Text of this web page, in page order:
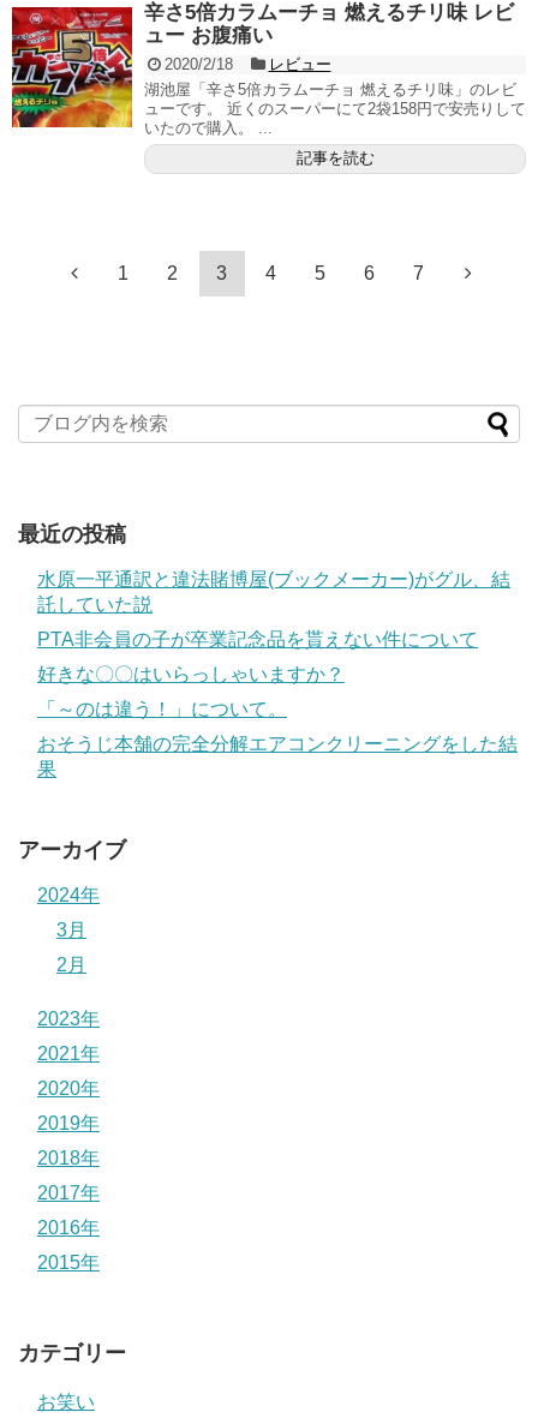
辛さ5倍カラムーチョ 燃えるチリ味 レビ
ュー お腹痛い
2020/2/18
レビュー
湖池屋「辛さ5倍カラムーチョ 燃えるチリ味」のレビ
ューです。 近くのスーパーにて2袋158円で安売りして
いたので購入。 ...
記事を読む
1 2 3 4 5 6 7
最近の投稿
水原一平通訳と違法賭博屋(ブックメーカー)がグル、結
託していた説
PTA非会員の子が卒業記念品を貰えない件について
好きな〇〇はいらっしゃいますか？
「～のは違う！」について。
おそうじ本舗の完全分解エアコンクリーニングをした結
果
アーカイブ
2024年
3月
2月
2023年
2021年
2020年
2019年
2018年
2017年
2016年
2015年
カテゴリー
お笑い